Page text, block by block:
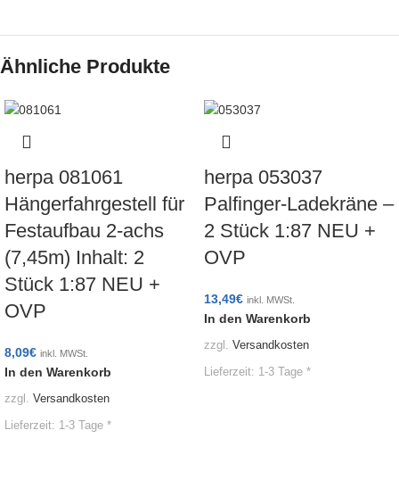
Ähnliche Produkte
herpa 081061
Hängerfahrgestell für
Festaufbau 2-achs
(7,45m) Inhalt: 2
Stück 1:87 NEU +
OVP
8,09€ inkl. MWSt.
In den Warenkorb
zzgl. Versandkosten
Lieferzeit: 1-3 Tage *
herpa 053037
Palfinger-Ladekräne –
2 Stück 1:87 NEU +
OVP
13,49€ inkl. MWSt.
In den Warenkorb
zzgl. Versandkosten
Lieferzeit: 1-3 Tage *